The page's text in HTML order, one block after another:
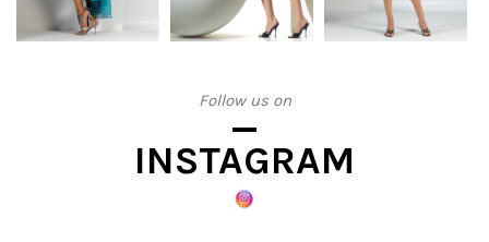
Follow us on
INSTAGRAM